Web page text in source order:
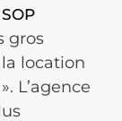
SOP
gros
location
L’agence